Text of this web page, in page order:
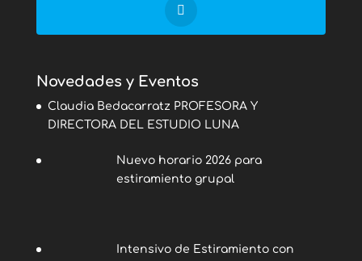
Novedades y Eventos
Claudia Bedacarratz PROFESORA Y
DIRECTORA DEL ESTUDIO LUNA
Nuevo horario 2026 para
estiramiento grupal
Intensivo de Estiramiento con